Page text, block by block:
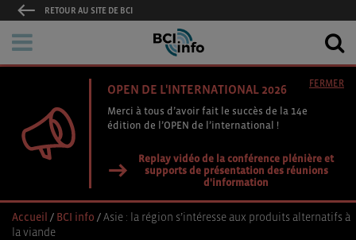
RETOUR AU SITE DE BCI
OPEN DE L'INTERNATIONAL 2026
Merci à tous d’avoir fait le succès de la 14e
édition de l’OPEN de l’international !
Replay vidéo de la conférence plénière et
supports de présentation des réunions
d'information
FERMER
Accueil / BCI info /Asie : la région s’intéresse aux produits alternatifs à
la viande